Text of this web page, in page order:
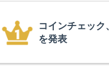
暗号資産交換
要請、詐欺被